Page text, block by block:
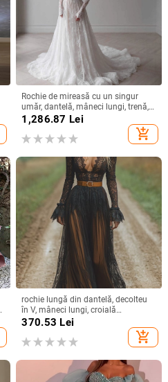
Rochie de mireasă cu un singur
umăr, dantelă, mâneci lungi, trenă,
cu voal
1,286.87 Lei
add_shopping_cart
rochie lungă din dantelă, decolteu
în V, mâneci lungi, croială
neregulată, stil vintage-retro,
370.53 Lei
add_shopping_cart